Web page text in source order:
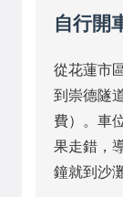
自行開
從花蓮市
到崇德隧
費）。車
果走錯，
鐘就到沙灘